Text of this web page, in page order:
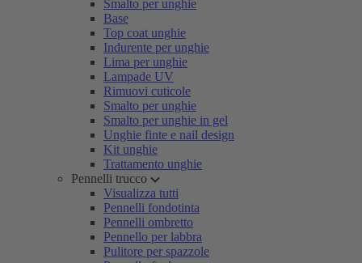
Smalto per unghie
Base
Top coat unghie
Indurente per unghie
Lima per unghie
Lampade UV
Rimuovi cuticole
Smalto per unghie
Smalto per unghie in gel
Unghie finte e nail design
Kit unghie
Trattamento unghie
Pennelli trucco
Visualizza tutti
Pennelli fondotinta
Pennelli ombretto
Pennello per labbra
Pulitore per spazzole